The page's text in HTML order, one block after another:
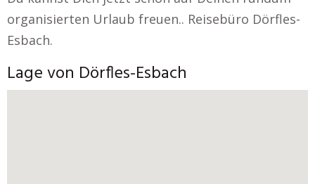
organisierten Urlaub freuen.. Reisebüro Dörfles-
Esbach.
Lage von Dörfles-Esbach